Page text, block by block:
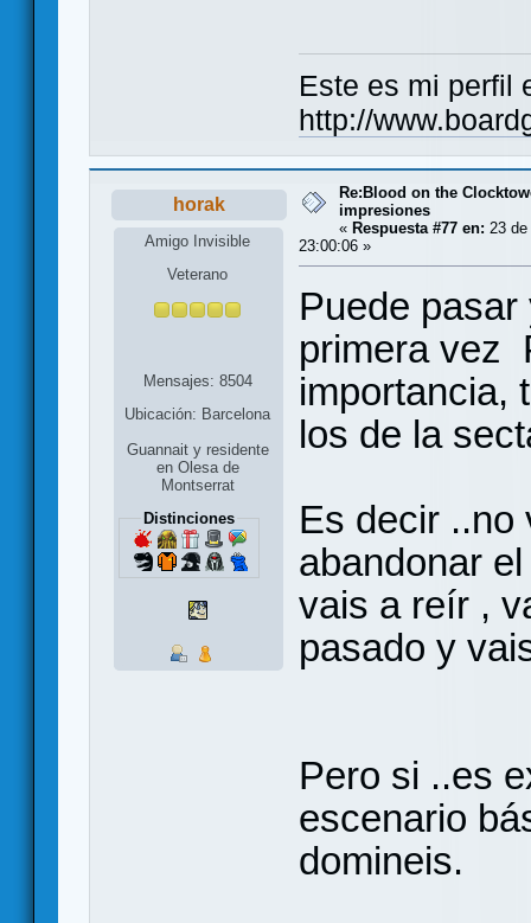
Este es mi perfil
http://
horak
Amigo Invisible
Veterano
Mensajes: 8504
Ubicación: Barcelona
Guannait y residente
en Olesa de
Montserrat
Distinciones
Re:Blood on the
impresiones
« Respuesta #77 en: 23
23:00:06 »
Puede
primera vez
importancia,
los de la
Es decir ..no
abandonar
vais a reír ,
pasado y
Pero si ..es
escenario
domineis.